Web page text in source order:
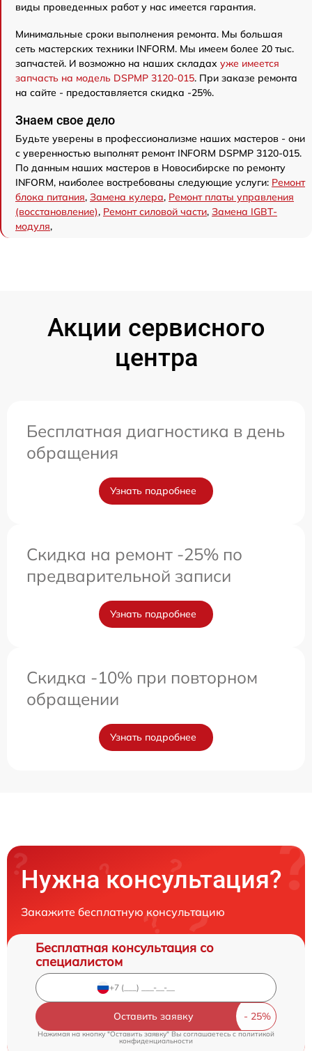
виды проведенных работ у нас имеется гарантия.
Минимальные сроки выполнения ремонта. Мы большая
сеть мастерских техники INFORM. Мы имеем более 20 тыс.
запчастей. И возможно на наших складах уже имеется
запчасть на модель DSPMP 3120-015. При заказе ремонта
на сайте - предоставляется скидка -25%.
Знаем свое дело
Будьте уверены в профессионализме наших мастеров - они
с уверенностью выполнят ремонт INFORM DSPMP 3120-015.
По данным наших мастеров в Новосибирске по ремонту
INFORM, наиболее востребованы следующие услуги: Ремонт
блока питания, Замена кулера, Ремонт платы управления
(восстановление), Ремонт силовой части, Замена IGBT-
модуля,
Акции сервисного
центра
Бесплатная диагностика в день
обращения
Узнать подробнее
Скидка на ремонт -25% по
предварительной записи
Узнать подробнее
Скидка -10% при повторном
обращении
Узнать подробнее
Нужна консультация?
Закажите бесплатную консультацию
Бесплатная консультация со
специалистом
Оставить заявку
Нажимая на кнопку "Оставить заявку" Вы соглашаетесь cполитикой
конфиденциальности